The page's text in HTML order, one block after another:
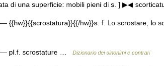
di una superficie: mobili pieni di s. ] ▶◀
— {{hw}}{{scrostatura}}{{/hw}}s. f. Lo scrostare, lo
— pl.f. scrostature … Dizionario dei sinonimi e contrari